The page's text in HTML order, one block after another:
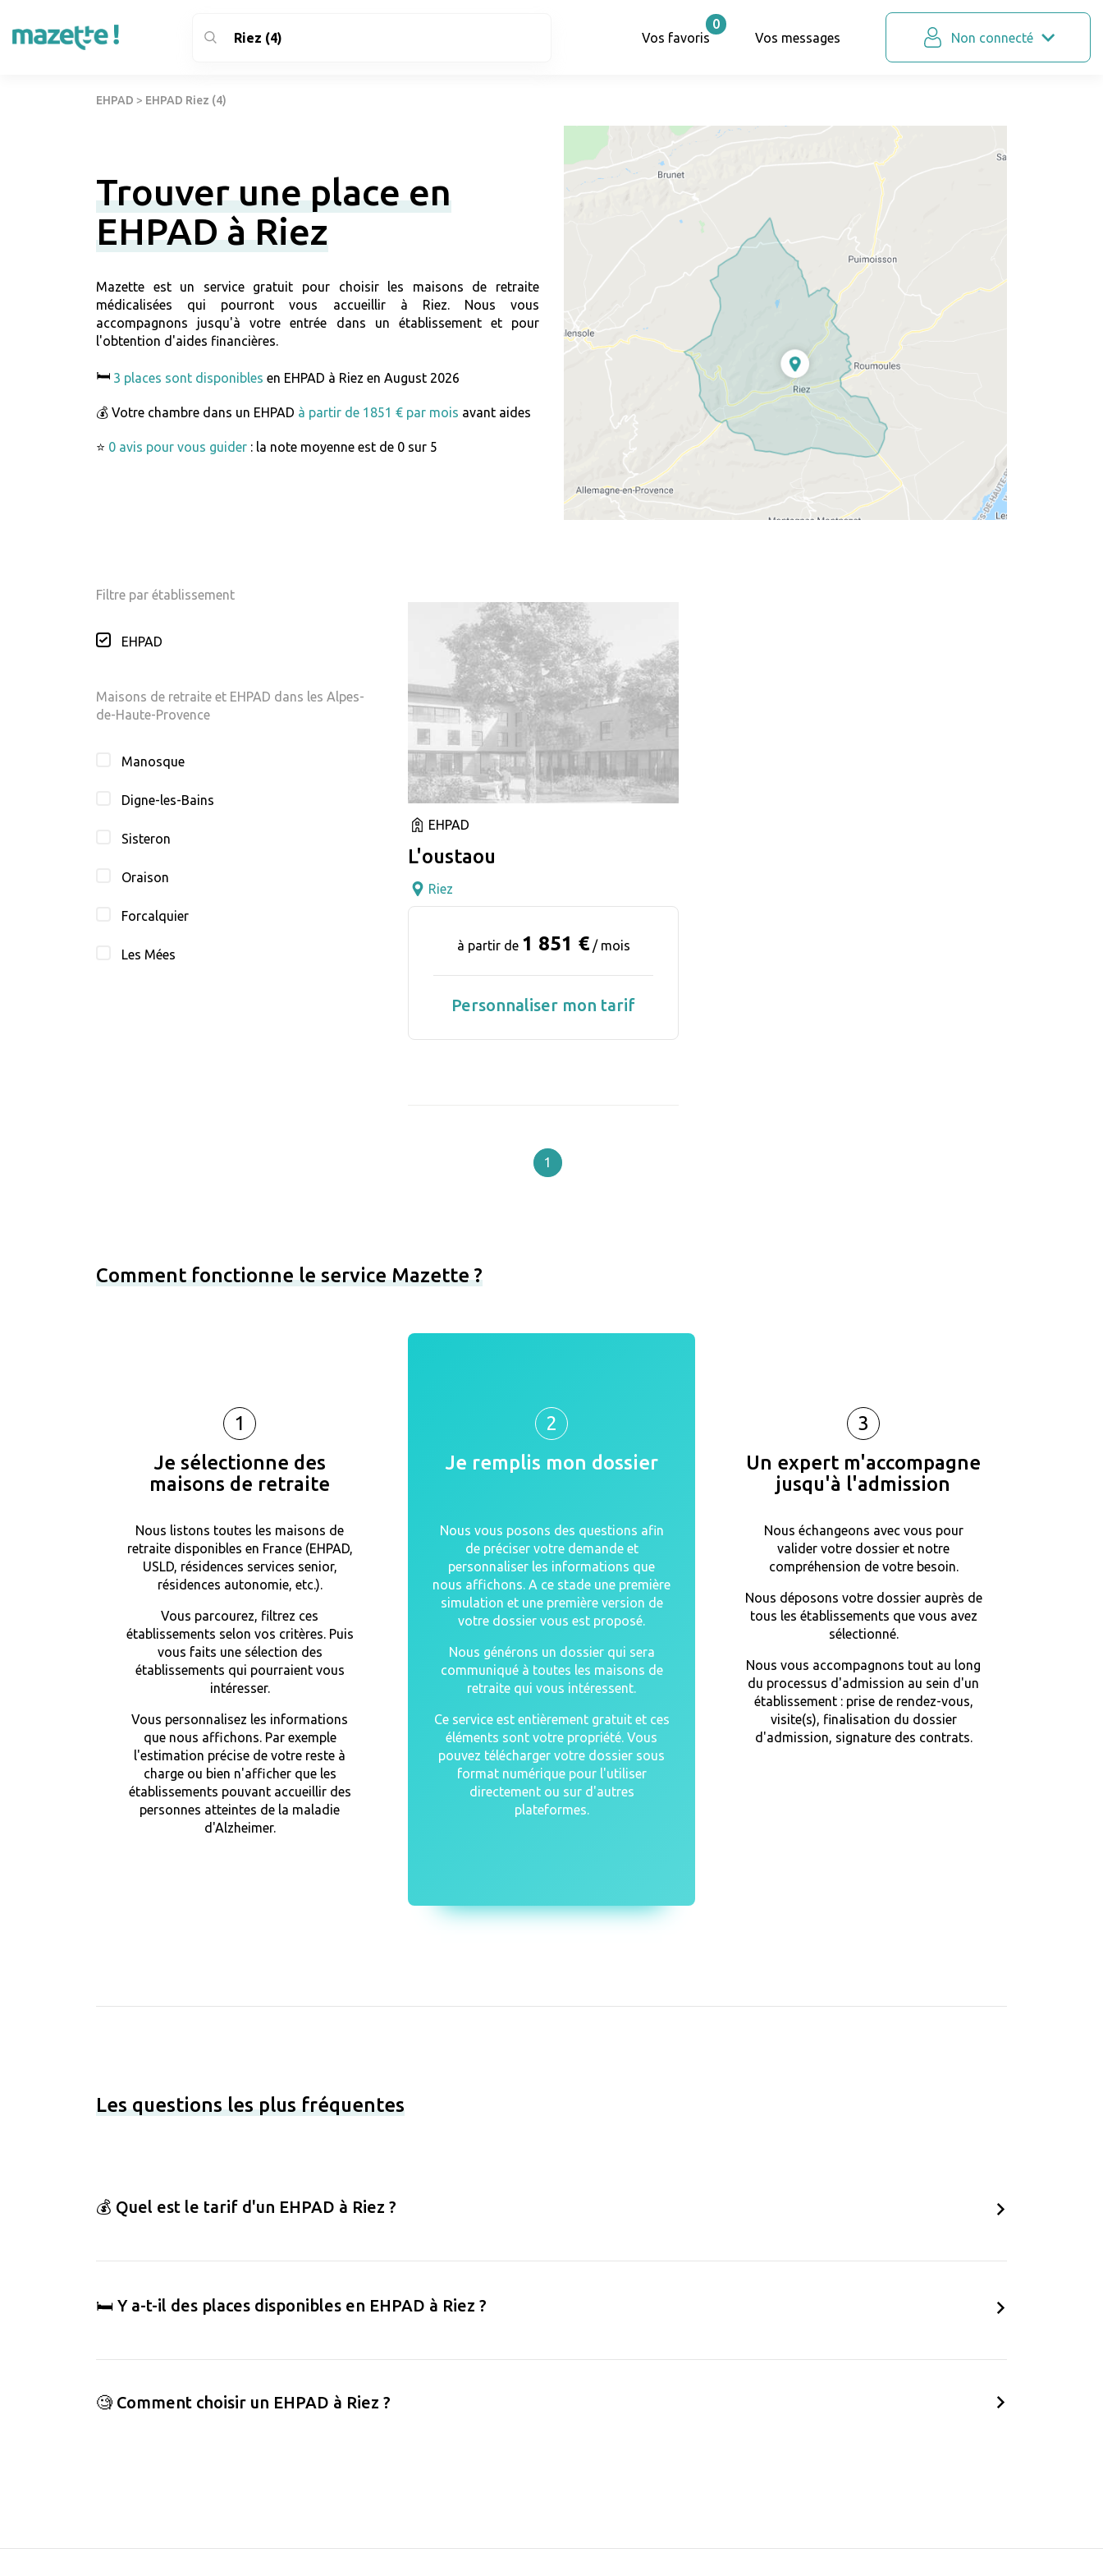
Vos favoris
0
Vos messages
Non connecté
EHPAD > EHPAD Riez (4)
Trouver une place en
EHPAD à Riez
Mazette est un service gratuit pour choisir les maisons de retraite
médicalisées qui pourront vous accueillir à Riez. Nous vous
accompagnons jusqu'à votre entrée dans un établissement et pour
l'obtention d'aides financières.
🛏️ 3 places sont disponibles en EHPAD à Riez en August 2026
💰 Votre chambre dans un EHPAD à partir de 1851 € par mois avant aides
⭐ 0 avis pour vous guider : la note moyenne est de 0 sur 5
Filtre par établissement
EHPAD
Maisons de retraite et EHPAD dans les Alpes-
de-Haute-Provence
Manosque
Digne-les-Bains
Sisteron
Oraison
Forcalquier
Les Mées
EHPAD
L'oustaou
Riez
à partir de 1 851 € / mois
Personnaliser mon tarif
1
Comment fonctionne le service Mazette ?
1
Je sélectionne des
maisons de retraite
Nous listons toutes les maisons de
retraite disponibles en France (EHPAD,
USLD, résidences services senior,
résidences autonomie, etc.).
Vous parcourez, filtrez ces
établissements selon vos critères. Puis
vous faits une sélection des
établissements qui pourraient vous
intéresser.
Vous personnalisez les informations
que nous affichons. Par exemple
l'estimation précise de votre reste à
charge ou bien n'afficher que les
établissements pouvant accueillir des
personnes atteintes de la maladie
d'Alzheimer.
2
Je remplis mon dossier
Nous vous posons des questions afin
de préciser votre demande et
personnaliser les informations que
nous affichons. A ce stade une première
simulation et une première version de
votre dossier vous est proposé.
Nous générons un dossier qui sera
communiqué à toutes les maisons de
retraite qui vous intéressent.
Ce service est entièrement gratuit et ces
éléments sont votre propriété. Vous
pouvez télécharger votre dossier sous
format numérique pour l'utiliser
directement ou sur d'autres
plateformes.
3
Un expert m'accompagne
jusqu'à l'admission
Nous échangeons avec vous pour
valider votre dossier et notre
compréhension de votre besoin.
Nous déposons votre dossier auprès de
tous les établissements que vous avez
sélectionné.
Nous vous accompagnons tout au long
du processus d'admission au sein d'un
établissement : prise de rendez-vous,
visite(s), finalisation du dossier
d'admission, signature des contrats.
Les questions les plus fréquentes
💰 Quel est le tarif d'un EHPAD à Riez ?
🛏️ Y a-t-il des places disponibles en EHPAD à Riez ?
🧐 Comment choisir un EHPAD à Riez ?